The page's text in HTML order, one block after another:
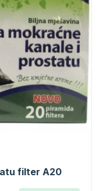
filter A20